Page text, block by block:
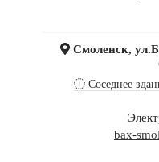
Смоленск,
Соседнее
bax-